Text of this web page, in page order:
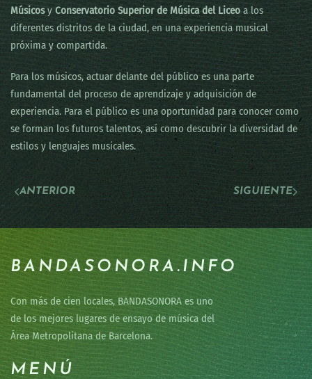
Músicosy Conservatorio Superior de Música del Liceoa los
diferentes distritos de la ciudad, en una experiencia musical
próxima y compartida.
Para los músicos, actuar delante del público es una parte
fundamental del proceso de aprendizaje y adquisición de
experiencia. Para el público es una oportunidad para conocer como
se forman los futuros talentos, así como descubrir la diversidad de
estilos y lenguajes musicales.
ANTERIOR SIGUIENTE
BANDASONORA.INFO
Con más de cien locales, BANDASONORA es uno
de los mejores lugares de ensayo de música del
Área Metropolitana de Barcelona.
MENÚ